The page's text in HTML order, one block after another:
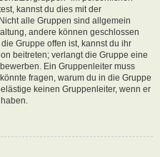
kannst du dies mit der
alle Gruppen sind allgemein
andere können geschlossen
Gruppe offen ist, kannst du ihr
beitreten; verlangt die Gruppe eine
Ein Gruppenleiter muss
fragen, warum du in die Gruppe
keinen Gruppenleiter, wenn er